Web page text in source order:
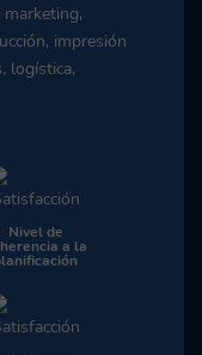
impresión
logística,
Nivel de
a la